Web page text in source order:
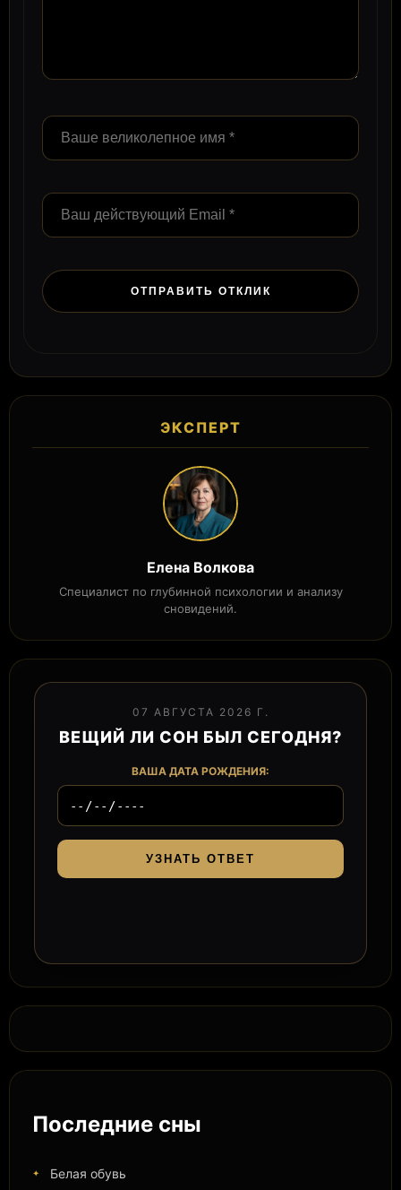
ЭКСПЕРТ
Елена Волкова
Специалист по глубинной психологии и анализу
сновидений.
07 АВГУСТА 2026 Г.
ВЕЩИЙ ЛИ СОН БЫЛ СЕГОДНЯ?
ВАША ДАТА РОЖДЕНИЯ:
УЗНАТЬ ОТВЕТ
Последние сны
Белая обувь